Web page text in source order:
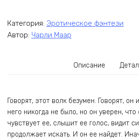
Категория: Эротическое фэнтези
Автор: Чарли Маар
Описание
Говорят, этот волк безумен. Говорят, он
него никогда не было, но он уверен, что
чувствует ее, слышит ее голос, видит
продолжает искать. И он ее найдет.